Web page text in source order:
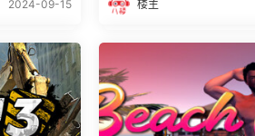
2024-09-15 楼主